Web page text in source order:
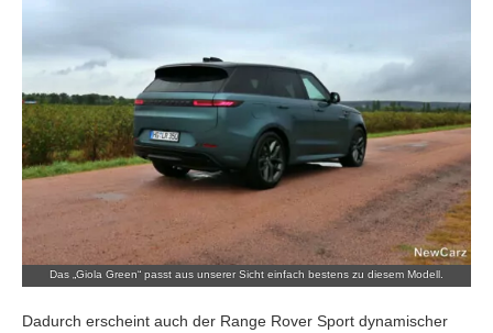
Das „Giola Green“ passt aus unserer Sicht einfach bestens zu diesem Modell.
Dadurch erscheint auch der Range Rover Sport dynamischer